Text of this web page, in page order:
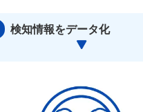
検知情報をデータ化